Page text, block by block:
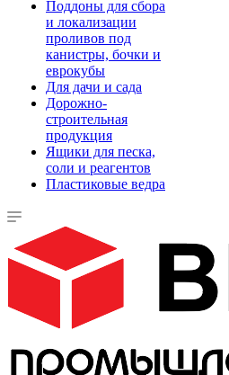
Поддоны для сбора
и локализации
проливов под
канистры, бочки и
еврокубы
Для дачи и сада
Дорожно-
строительная
продукция
Ящики для песка,
соли и реагентов
Пластиковые ведра